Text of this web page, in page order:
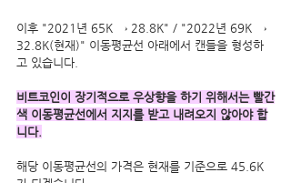
이후 "2021년 65K → 28.8K" / "2022년 69K →
32.8K(현재)" 이동평균선 아래에서 캔들을 형성하
고 있습니다.
비트코인이 장기적으로 우상향을 하기 위해서는 빨간
색 이동평균선에서 지지를 받고 내려오지 않아야 합
니다.
해당 이동평균선의 가격은 현재를 기준으로 45.6K